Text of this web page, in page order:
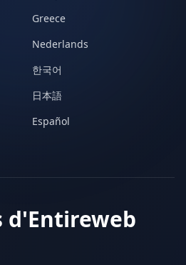
Greece
Nederlands
한국어
日本語
Español
d'Entireweb